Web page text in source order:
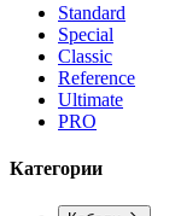
Standard
Special
Classic
Reference
Ultimate
PRO
Категории